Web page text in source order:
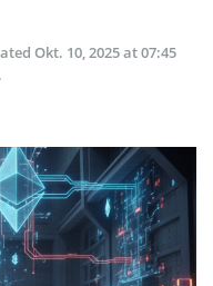
Okt. 10, 2025 at 07:45